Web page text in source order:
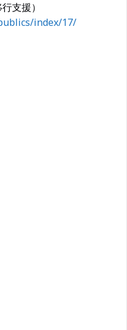
支援）
index/17/